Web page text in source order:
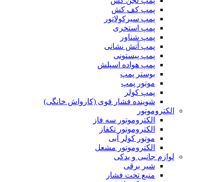
پمپ کف کش
پمپ سیرکولاتور
پمپ استخری
پمپ شناور
پمپ آتش نشانی
پمپ پیستونی
پمپ هواده اسپلش
بوستر پمپ
موتور پمپ
پمپ کولر
شوینده فشار قوی (کارواش خانگی)
الکتروموتور
الکتروموتور سه فاز
الکتروموتور تکفاز
موتور کولر آبی
الکتروموتور مشعل
لوازم جانبی و یدکی
شیر برقی
منبع تحت فشار